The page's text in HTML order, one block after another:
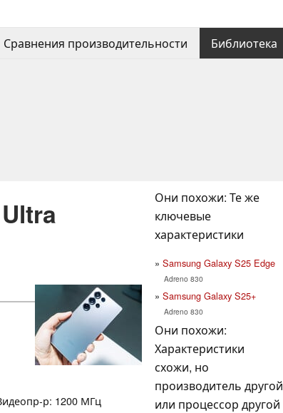
Сравнения производительности Библиотека
р: 1200 МГц
Они похожи: Те же
ключевые
характеристики
Samsung Galaxy S25 Edge
Adreno 830
Samsung Galaxy S25+
Adreno 830
Они похожи:
Характеристики
схожи, но
производитель другой
или процессор другой